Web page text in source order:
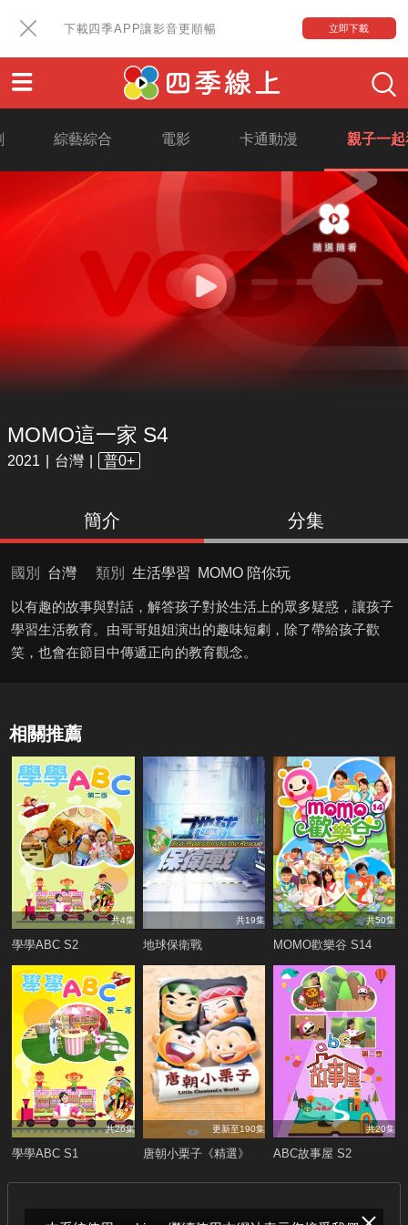
下載四季APP讓影音更順暢 立即下載
綜藝綜合 電影 卡通動漫 親子一起
MOMO這一家 S4
2021 台灣 普0+
簡介 分集
國別 台灣 類別 生活學習 MOMO 陪你玩
以有趣的故事與對話，解答孩子對於生活上的眾多疑惑，讓孩子
學習生活教育。由哥哥姐姐演出的趣味短劇，除了帶給孩子歡
笑，也會在節目中傳遞正向的教育觀念。
相關推薦
共4集
學學ABC S2
共19集
地球保衛戰
共50集
MOMO歡樂谷 S14
共26集
學學ABC S1
更新至190集
唐朝小栗子《精選》
共20集
ABC故事屋 S2